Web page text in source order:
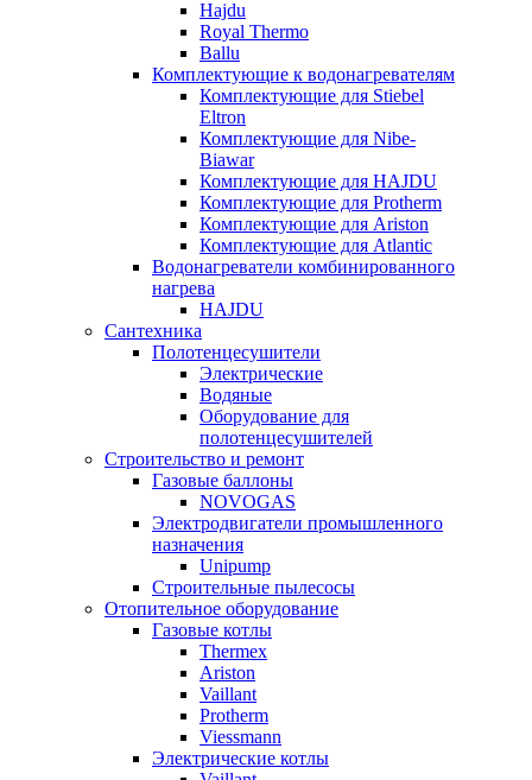
Hajdu
Royal Thermo
Ballu
Комплектующие к водонагревателям
Комплектующие для Stiebel
Eltron
Комплектующие для Nibe-
Biawar
Комплектующие для HAJDU
Комплектующие для Protherm
Комплектующие для Ariston
Комплектующие для Atlantic
Водонагреватели комбинированного
нагрева
HAJDU
Сантехника
Полотенцесушители
Электрические
Водяные
Оборудование для
полотенцесушителей
Строительство и ремонт
Газовые баллоны
NOVOGAS
Электродвигатели промышленного
назначения
Unipump
Строительные пылесосы
Отопительное оборудование
Газовые котлы
Thermex
Ariston
Vaillant
Protherm
Viessmann
Электрические котлы